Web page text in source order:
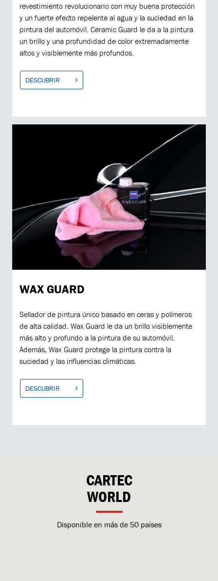
revestimiento revolucionario con muy buena protección
y un fuerte efecto repelente al agua y la suciedad en la
pintura del automóvil. Ceramic Guard le da a la pintura
un brillo y una profundidad de color extremadamente
altos y visiblemente más profundos.
DESCUBRIR
WAX GUARD
Sellador de pintura único basado en ceras y polímeros
de alta calidad. Wax Guard le da un brillo visiblemente
más alto y profundo a la pintura de su automóvil.
Además, Wax Guard protege la pintura contra la
suciedad y las influencias climáticas.
DESCUBRIR
CARTEC
WORLD
Disponible en más de 50 países